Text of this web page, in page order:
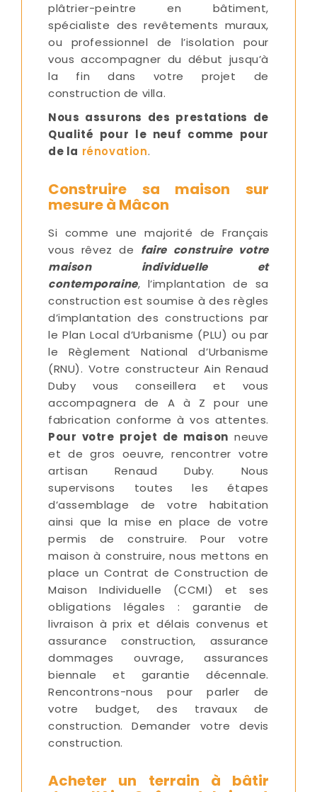
plâtrier-peintre en bâtiment,
spécialiste des revêtements muraux,
ou professionnel de l’isolation pour
vous accompagner du début jusqu’à
la fin dans votre projet de
construction de villa.
Nous assurons des prestations de
Qualité pour le neuf comme pour
de la rénovation.
Construire sa maison sur
mesure à Mâcon
Si comme une majorité de Français
vous rêvez de faire construire votre
maison individuelle et
contemporaine, l’implantation de sa
construction est soumise à des règles
d’implantation des constructions par
le Plan Local d’Urbanisme (PLU) ou par
le Règlement National d’Urbanisme
(RNU). Votre constructeur Ain Renaud
Duby vous conseillera et vous
accompagnera de A à Z pour une
fabrication conforme à vos attentes.
Pour votre projet de maison neuve
et de gros oeuvre, rencontrer votre
artisan Renaud Duby. Nous
supervisons toutes les étapes
d’assemblage de votre habitation
ainsi que la mise en place de votre
permis de construire. Pour votre
maison à construire, nous mettons en
place un Contrat de Construction de
Maison Individuelle (CCMI) et ses
obligations légales : garantie de
livraison à prix et délais convenus et
assurance construction, assurance
dommages ouvrage, assurances
biennale et garantie décennale.
Rencontrons-nous pour parler de
votre budget, des travaux de
construction. Demander votre devis
construction.
Acheter un terrain à bâtir